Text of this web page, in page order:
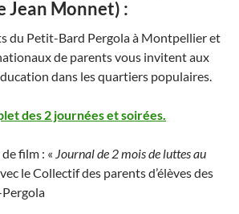
Jean Monnet) :
du Petit-Bard Pergola à Montpellier et
de parents vous invitent aux
dans les quartiers populaires.
des 2 journées et soirées.
film : « Journal de 2 mois de luttes au
le Collectif des parents d’élèves des